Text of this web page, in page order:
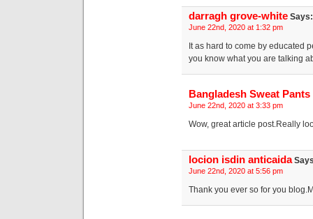
darragh grove-white Says:
June 22nd, 2020 at 1:32 pm
It as hard to come by educated
you know what you are talking
Bangladesh Sweat
June 22nd, 2020 at 3:33 pm
Wow, great article post.Really
locion isdin anticaida
June 22nd, 2020 at 5:56 pm
Thank you ever so for you